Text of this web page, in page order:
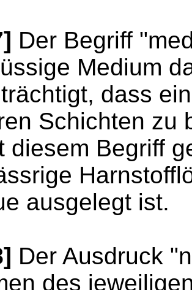
Der Begriff
Medium
dass
Schichten zu
diesem Begriff
ausgelegt ist.
Der Ausdruck
des